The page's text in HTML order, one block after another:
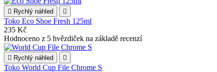
 Rychlý náhled 
Toko Eco Shoe Fresh 125ml
235 Kč
Hodnoceno z 5 hvězdiček na základě recenzí
 Rychlý náhled 
Toko World Cup File Chrome S